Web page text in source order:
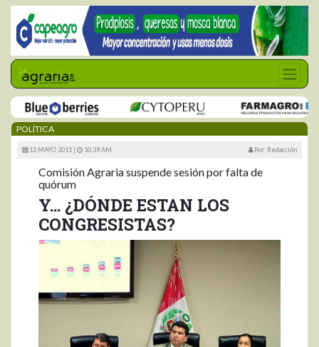
POLÍTICA
12 MAYO 2011 | 10:39 AM Por: Redacción
Comisión Agraria suspende sesión por falta de
quórum
Y… ¿DÓNDE ESTAN LOS
CONGRESISTAS?